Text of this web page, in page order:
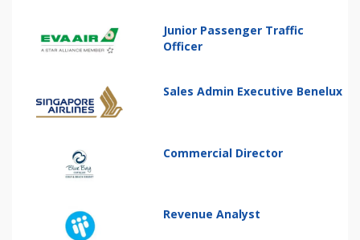
Junior Passenger Traffic
Officer
Sales Admin Executive Benelux
Commercial Director
Revenue Analyst